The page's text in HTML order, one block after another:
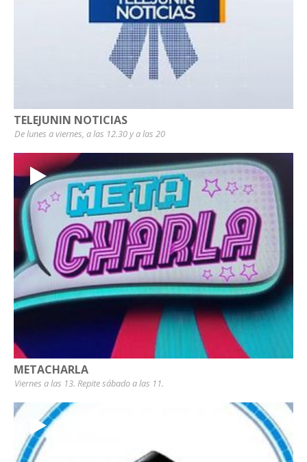
TELEJUNIN NOTICIAS
De lunes a viernes, a las 12.30 y a las 20
METACHARLA
Viernes a las 13. Repite sábado a las 11.